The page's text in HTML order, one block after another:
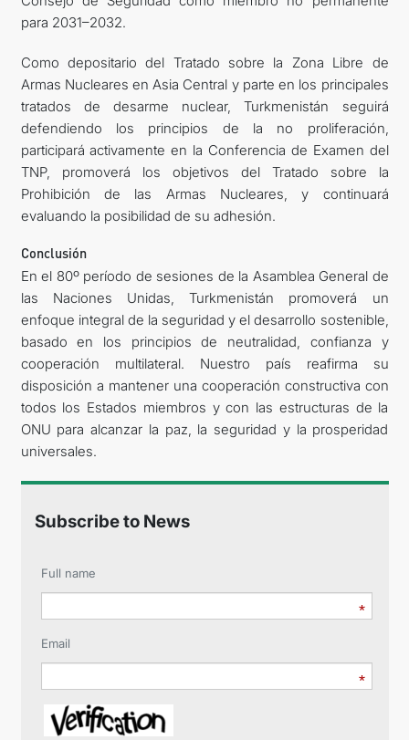
para 2031–2032.
Como depositario del Tratado sobre la Zona Libre de
Armas Nucleares en Asia Central y parte en los principales
tratados de desarme nuclear, Turkmenistán seguirá
defendiendo los principios de la no proliferación,
participará activamente en la Conferencia de Examen del
TNP, promoverá los objetivos del Tratado sobre la
Prohibición de las Armas Nucleares, y continuará
evaluando la posibilidad de su adhesión.
Conclusión
En el 80º período de sesiones de la Asamblea General de
las Naciones Unidas, Turkmenistán promoverá un
enfoque integral de la seguridad y el desarrollo sostenible,
basado en los principios de neutralidad, confianza y
cooperación multilateral. Nuestro país reafirma su
disposición a mantener una cooperación constructiva con
todos los Estados miembros y con las estructuras de la
ONU para alcanzar la paz, la seguridad y la prosperidad
universales.
Subscribe to News
Full name
Email